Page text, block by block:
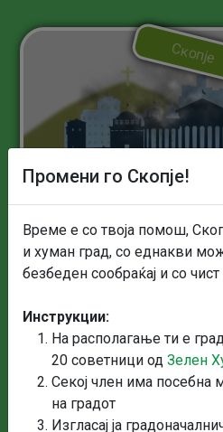
Скопје
Промени го Скопје!
Време е со твоја помош,
и хуман град, со еднакви
безбеден сообраќај и со
Инструкции:
На располагање ти е
20 советници од Зелен
Секој член има посебна
на градот
Изгласај ја